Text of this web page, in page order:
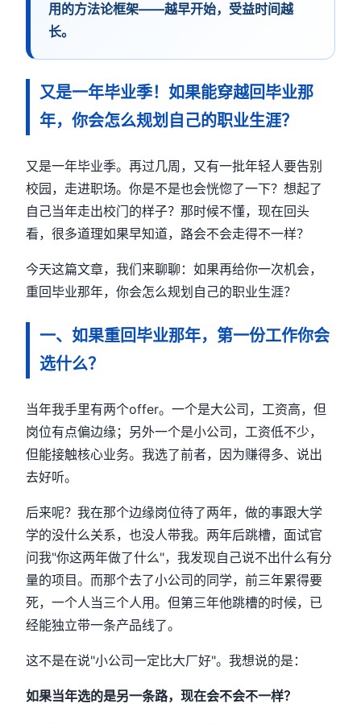
用的方法论框架——越早开始，受益时间越
长。
又是一年毕业季！如果能穿越回毕业那
年，你会怎么规划自己的职业生涯？
又是一年毕业季。再过几周，又有一批年轻人要告别
校园，走进职场。你是不是也会恍惚了一下？想起了
自己当年走出校门的样子？那时候不懂，现在回头
看，很多道理如果早知道，路会不会走得不一样？
今天这篇文章，我们来聊聊：如果再给你一次机会，
重回毕业那年，你会怎么规划自己的职业生涯？
一、如果重回毕业那年，第一份工作你会
选什么？
当年我手里有两个offer。一个是大公司，工资高，但
岗位有点偏边缘；另外一个是小公司，工资低不少，
但能接触核心业务。我选了前者，因为赚得多、说出
去好听。
后来呢？我在那个边缘岗位待了两年，做的事跟大学
学的没什么关系，也没人带我。两年后跳槽，面试官
问我"你这两年做了什么"，我发现自己说不出什么有分
量的项目。而那个去了小公司的同学，前三年累得要
死，一个人当三个人用。但第三年他跳槽的时候，已
经能独立带一条产品线了。
这不是在说"小公司一定比大厂好"。我想说的是：
如果当年选的是另一条路，现在会不会不一样？